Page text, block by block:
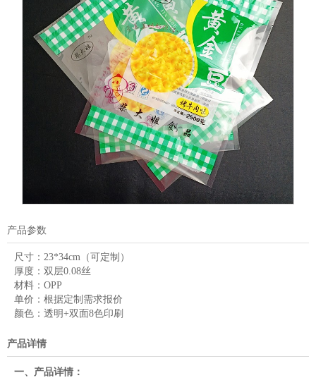
产品参数
尺寸： 23*34cm（可定制）
厚度： 双层0.08丝
材料： OPP
单价： 根据定制需求报价
颜色： 透明+双面8色印刷
产品详情
一、产品详情：